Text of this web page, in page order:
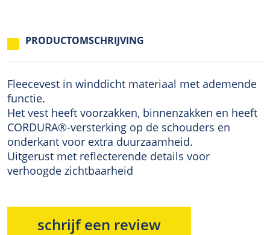
PRODUCTOMSCHRIJVING
Fleecevest in winddicht materiaal met ademende
functie.
Het vest heeft voorzakken, binnenzakken en heeft
CORDURA®-versterking op de schouders en
onderkant voor extra duurzaamheid.
Uitgerust met reflecterende details voor
verhoogde zichtbaarheid
schrijf een review